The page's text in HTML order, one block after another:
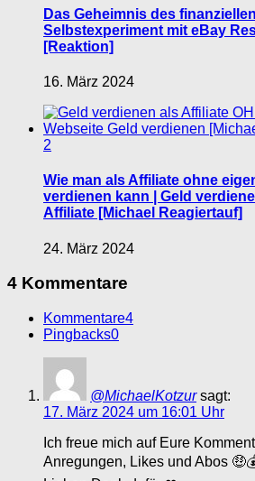
Das Geheimnis des
Selbstexperiment mit eBay
[Reaktion]
16. März 2024
2
Wie man als Affiliate ohne
verdienen kann | Geld
Affiliate [Michael Reagiertauf]
24. März 2024
4 Kommentare
Kommentare4
Pingbacks0
@MichaelKotzur sagt:
17. März 2024 um 16:01 Uhr
Ich freue mich auf Eure
Anregungen, Likes und Abos